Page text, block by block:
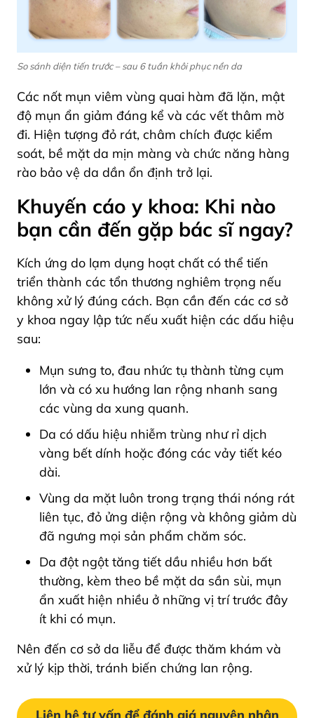
So sánh diện tiến trước – sau 6 tuần khôi phục nền da
Các nốt mụn viêm vùng quai hàm đã lặn, mật
độ mụn ẩn giảm đáng kể và các vết thâm mờ
đi. Hiện tượng đỏ rát, châm chích được kiểm
soát, bề mặt da mịn màng và chức năng hàng
rào bảo vệ da dần ổn định trở lại.
Khuyến cáo y khoa: Khi nào
bạn cần đến gặp bác sĩ ngay?
Kích ứng do lạm dụng hoạt chất có thể tiến
triển thành các tổn thương nghiêm trọng nếu
không xử lý đúng cách. Bạn cần đến các cơ sở
y khoa ngay lập tức nếu xuất hiện các dấu hiệu
sau:
Mụn sưng to, đau nhức tụ thành từng cụm
lớn và có xu hướng lan rộng nhanh sang
các vùng da xung quanh.
Da có dấu hiệu nhiễm trùng như rỉ dịch
vàng bết dính hoặc đóng các vảy tiết kéo
dài.
Vùng da mặt luôn trong trạng thái nóng rát
liên tục, đỏ ửng diện rộng và không giảm dù
đã ngưng mọi sản phẩm chăm sóc.
Da đột ngột tăng tiết dầu nhiều hơn bất
thường, kèm theo bề mặt da sần sùi, mụn
ẩn xuất hiện nhiều ở những vị trí trước đây
ít khi có mụn.
Nên đến cơ sở da liễu để được thăm khám và
xử lý kịp thời, tránh biến chứng lan rộng.
Liên hệ tư vấn để đánh giá nguyên nhân